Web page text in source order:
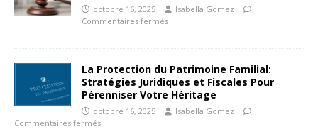
octobre 16, 2025
Isabella Gomez
Commentaires fermés
La Protection du Patrimoine Familial:
Stratégies Juridiques et Fiscales Pour
Pérenniser Votre Héritage
octobre 16, 2025
Isabella Gomez
Commentaires fermés